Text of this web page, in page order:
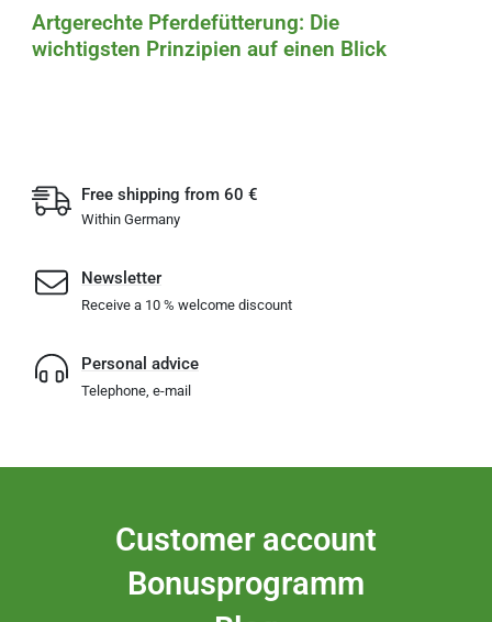
Artgerechte Pferdefütterung: Die
wichtigsten Prinzipien auf einen Blick
Free shipping from 60 €
Within Germany
Newsletter
Receive a 10 % welcome discount
Personal advice
Telephone, e-mail
Customer account
Bonusprogramm